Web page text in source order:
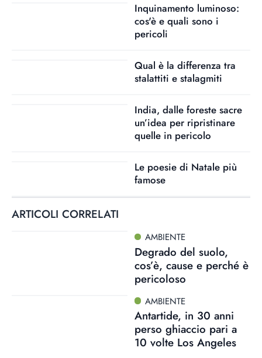
Inquinamento luminoso:
cos'è e quali sono i
pericoli
Qual è la differenza tra
stalattiti e stalagmiti
India, dalle foreste sacre
un’idea per ripristinare
quelle in pericolo
Le poesie di Natale più
famose
ARTICOLI CORRELATI
AMBIENTE
Degrado del suolo,
cos’è, cause e perché è
pericoloso
AMBIENTE
Antartide, in 30 anni
perso ghiaccio pari a
10 volte Los Angeles